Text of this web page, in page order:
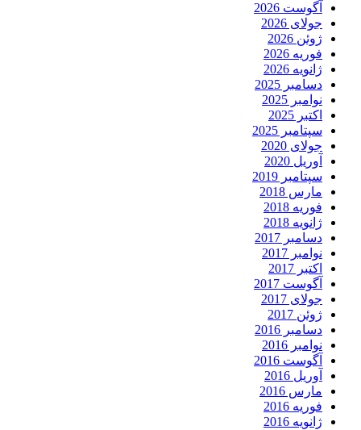
آگوست 2026
جولای 2026
ژوئن 2026
فوریه 2026
ژانویه 2026
دسامبر 2025
نوامبر 2025
اکتبر 2025
سپتامبر 2025
جولای 2020
آوریل 2020
سپتامبر 2019
مارس 2018
فوریه 2018
ژانویه 2018
دسامبر 2017
نوامبر 2017
اکتبر 2017
آگوست 2017
جولای 2017
ژوئن 2017
دسامبر 2016
نوامبر 2016
آگوست 2016
آوریل 2016
مارس 2016
فوریه 2016
ژانویه 2016